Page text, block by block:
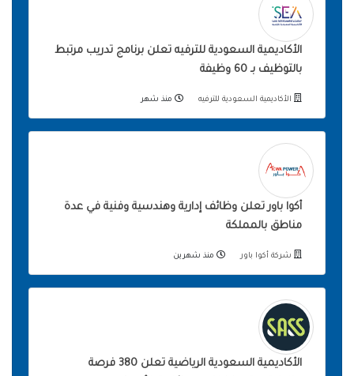
الأكاديمية السعودية للترفيه تعلن برنامج تدريب مرتبط
بالتوظيف بـ 60 وظيفة
الأكاديمية السعودية للترفيه منذ شهر
أكوا باور تعلن وظائف إدارية وهندسية وفنية في عدة
مناطق بالمملكة
شركة أكوا باور منذ شهرين
الأكاديمية السعودية الرياضية تعلن 380 فرصة